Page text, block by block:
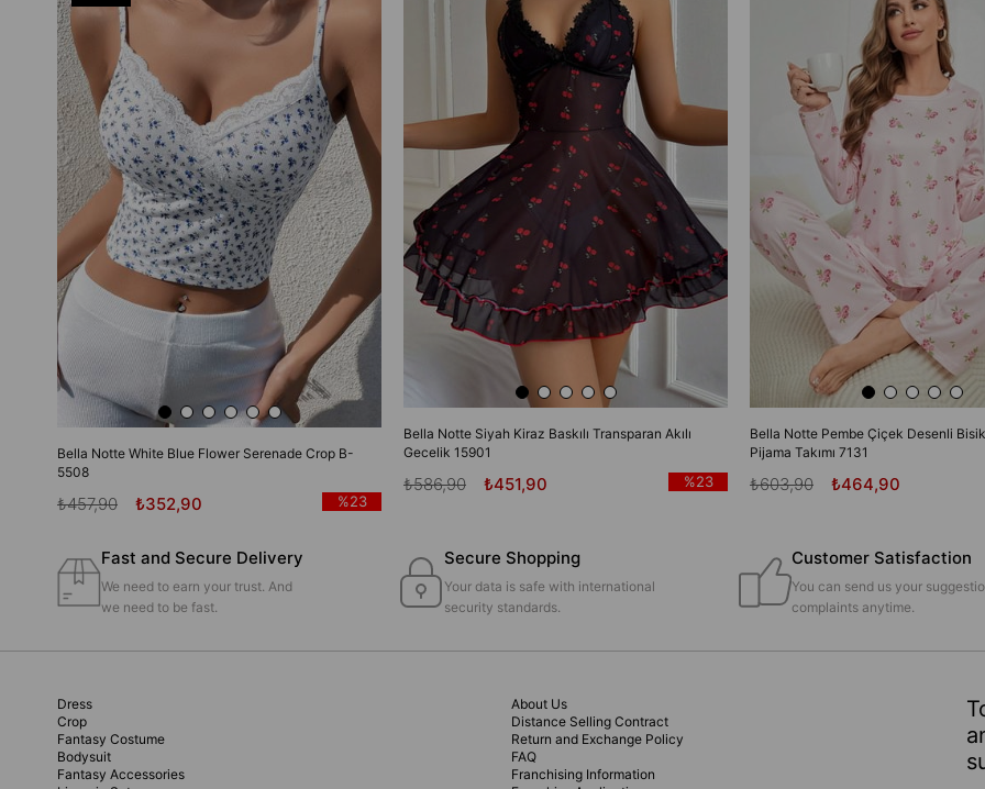
Bella Notte White Blue Flower Serenade Crop B-
5508
₺352,90
₺457,90 %23
Item
Bella Notte Siyah Kiraz Baskılı Transparan Akılı
Gecelik 15901
₺451,90
₺586,90 %23
Bella Notte Pembe Çiçek Desenli
Pijama Takımı 7131
₺464,90
₺603,90
Fast and Secure Delivery
We need to earn your trust. And
we need to be fast.
Secure Shopping
Your data is safe with international
security standards.
Customer Satisfaction
You can send us your
complaints anytime.
Dress
Crop
Fantasy Costume
Bodysuit
Fantasy Accessories
About Us
Distance Selling Contract
Return and Exchange Policy
FAQ
Franchising Information